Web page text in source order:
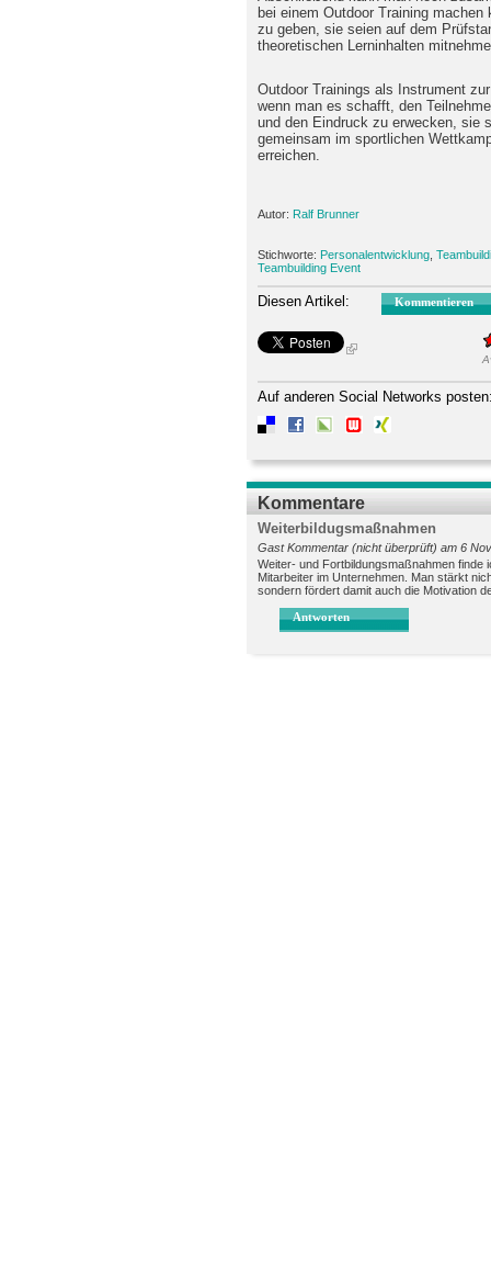
bei einem Outdoor Training
zu geben, sie seien auf dem
theoretischen Lerninhalten
Outdoor Trainings als Instrument
wenn man es schafft, den
und den Eindruck zu erwecken, sie
gemeinsam im sportlichen
erreichen.
Autor: Ralf Brunner
Stichworte: Personalentwicklung
Teambuilding Event
Diesen Artikel: Kommentieren
Auf anderen Social Networks
Kommentare
Weiterbildugsmaßnahmen
Gast Kommentar (nicht überprüft) am 6
Weiter- und Fortbildungsmaßnahmen finde
Mitarbeiter im Unternehmen. Man stärkt
sondern fördert damit auch die Motivation
Antworten